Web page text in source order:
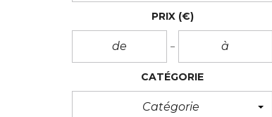
PRIX (€)
CATÉGORIE
Catégorie